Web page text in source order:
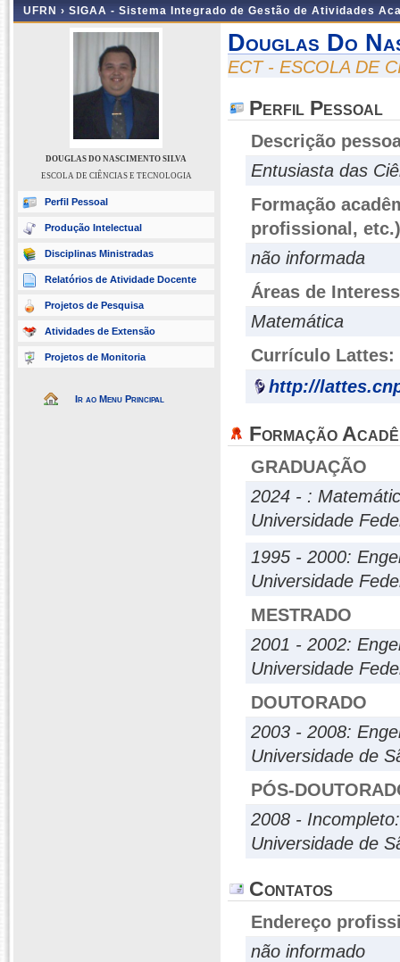
UFRN › SIGAA - Sistema Integrado de Gestão de Atividades
DOUGLAS DO NASCIMENTO SILVA
ESCOLA DE CIÊNCIAS E TECNOLOGIA
Perfil Pessoal
Produção Intelectual
Disciplinas Ministradas
Relatórios de Atividade Docente
Projetos de Pesquisa
Atividades de Extensão
Projetos de Monitoria
Ir ao Menu Principal
Douglas Do
ECT - ESCOLA DE
Perfil Pessoal
Descrição
Entusiasta das
Formação
profissional, etc.)
não informada
Áreas de
Matemática
Currículo Lattes:
http://
Formação
GRADUAÇÃO
2024 - :
Universidade
1995 - 2000:
Universidade
MESTRADO
2001 - 2002:
Universidade
DOUTORADO
2003 - 2008:
Universidade de
PÓS-
2008 -
Universidade de
Contatos
Endereço
não informado